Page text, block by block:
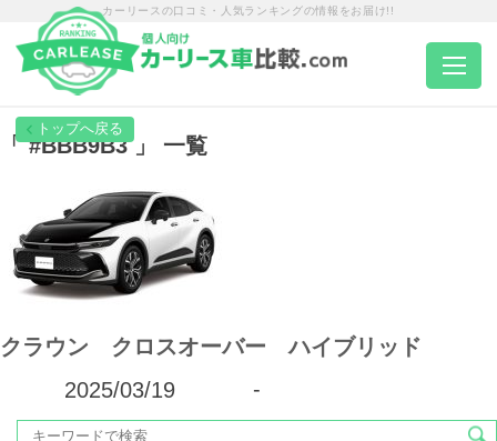
カーリースの口コミ・人気ランキングの情報をお届け!!
トップページ
カーリース一覧
エリア別ランキング
エリア別店舗一覧
車種から選ぶ
「 #BBB9B3 」 一覧
クラウン クロスオーバー ハイブリッド
2025/03/19
-